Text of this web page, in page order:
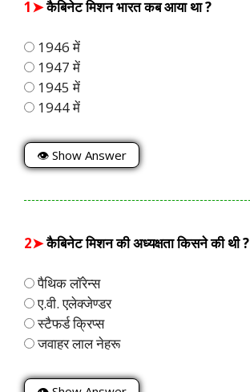
1➤कैबिनेट मिशन भारत कब आया था ?
1946 में
1947 में
1945 में
1944 में
👁 Show Answer
2➤कैबिनेट मिशन की अध्यक्षता किसने की थी ?
पैथिक लॉरेन्स
ए.वी. एलेक्जेण्डर
स्टैफर्ड क्रिप्स
जवाहर लाल नेहरू